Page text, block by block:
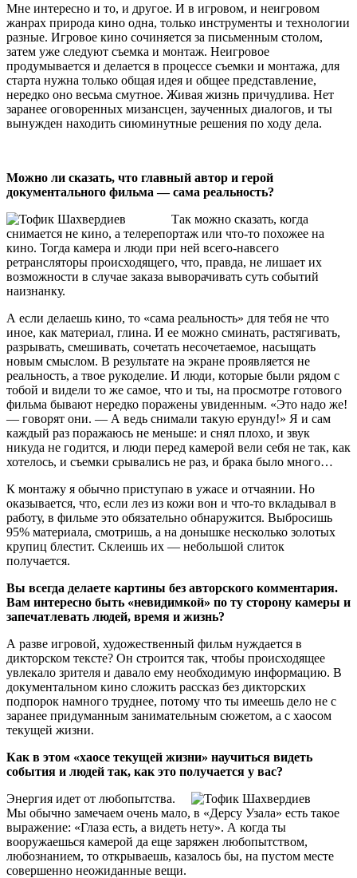
Мне интересно и то, и другое. И в игровом, и неигровом
жанрах природа кино одна, только инструменты и технологии
разные. Игровое кино сочиняется за письменным столом,
затем уже следуют съемка и монтаж. Неигровое
продумывается и делается в процессе съемки и монтажа, для
старта нужна только общая идея и общее представление,
нередко оно весьма смутное. Живая жизнь причудлива. Нет
заранее оговоренных мизансцен, заученных диалогов, и ты
вынужден находить сиюминутные решения по ходу дела.
Можно ли сказать, что главный автор и герой
документального фильма — сама реальность?
Так можно сказать, когда
снимается не кино, а телерепортаж или что-то похожее на
кино. Тогда камера и люди при ней всего-навсего
ретрансляторы происходящего, что, правда, не лишает их
возможности в случае заказа выворачивать суть событий
наизнанку.
А если делаешь кино, то «сама реальность» для тебя не что
иное, как материал, глина. И ее можно сминать, растягивать,
разрывать, смешивать, сочетать несочетаемое, насыщать
новым смыслом. В результате на экране проявляется не
реальность, а твое рукоделие. И люди, которые были рядом с
тобой и видели то же самое, что и ты, на просмотре готового
фильма бывают нередко поражены увиденным. «Это надо же!
— говорят они. — А ведь снимали такую ерунду!» Я и сам
каждый раз поражаюсь не меньше: и снял плохо, и звук
никуда не годится, и люди перед камерой вели себя не так, как
хотелось, и съемки срывались не раз, и брака было много…
К монтажу я обычно приступаю в ужасе и отчаянии. Но
оказывается, что, если лез из кожи вон и что-то вкладывал в
работу, в фильме это обязательно обнаружится. Выбросишь
95% материала, смотришь, а на донышке несколько золотых
крупиц блестит. Склеишь их — небольшой слиток
получается.
Вы всегда делаете картины без авторского комментария.
Вам интересно быть «невидимкой» по ту сторону камеры и
запечатлевать людей, время и жизнь?
А разве игровой, художественный фильм нуждается в
дикторском тексте? Он строится так, чтобы происходящее
увлекало зрителя и давало ему необходимую информацию. В
документальном кино сложить рассказ без дикторских
подпорок намного труднее, потому что ты имеешь дело не с
заранее придуманным занимательным сюжетом, а с хаосом
текущей жизни.
Как в этом «хаосе текущей жизни» научиться видеть
события и людей так, как это получается у вас?
Энергия идет от любопытства.
Мы обычно замечаем очень мало, в «Дерсу Узала» есть такое
выражение: «Глаза есть, а видеть нету». А когда ты
вооружаешься камерой да еще заряжен любопытством,
любознанием, то открываешь, казалось бы, на пустом месте
совершенно неожиданные вещи.